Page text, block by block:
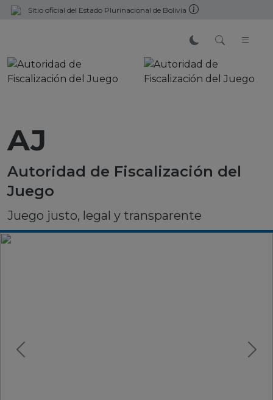
Sitio oficial del Estado Plurinacional de Bolivia
AJ
Autoridad de Fiscalización del
Juego
Juego justo, legal y transparente